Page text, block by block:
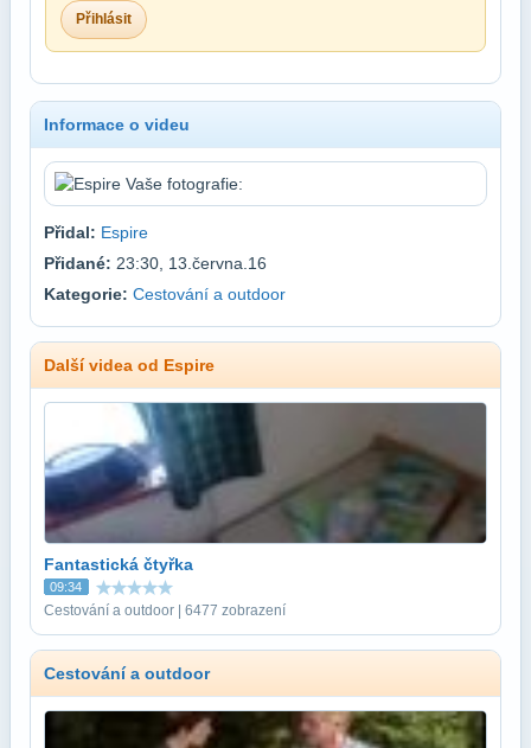
Přihlásit
Informace o videu
Přidal: Espire
Přidané: 23:30, 13.června.16
Kategorie: Cestování a outdoor
Další videa od Espire
Fantastická čtyřka
09:34
Cestování a outdoor | 6477 zobrazení
Cestování a outdoor